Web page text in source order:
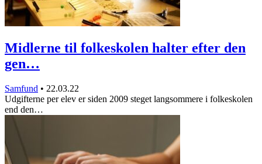
Midlerne til folkeskolen halter efter den
gen…
Samfund • 22.03.22
Udgifterne per elev er siden 2009 steget langsommere i folkeskolen
end den…